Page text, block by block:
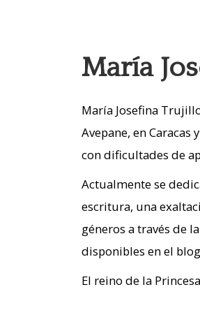
María
María Josefina
Avepane, en
con dificultades de
Actualmente se
escritura, una
géneros a través de
disponibles en el
El reino de la